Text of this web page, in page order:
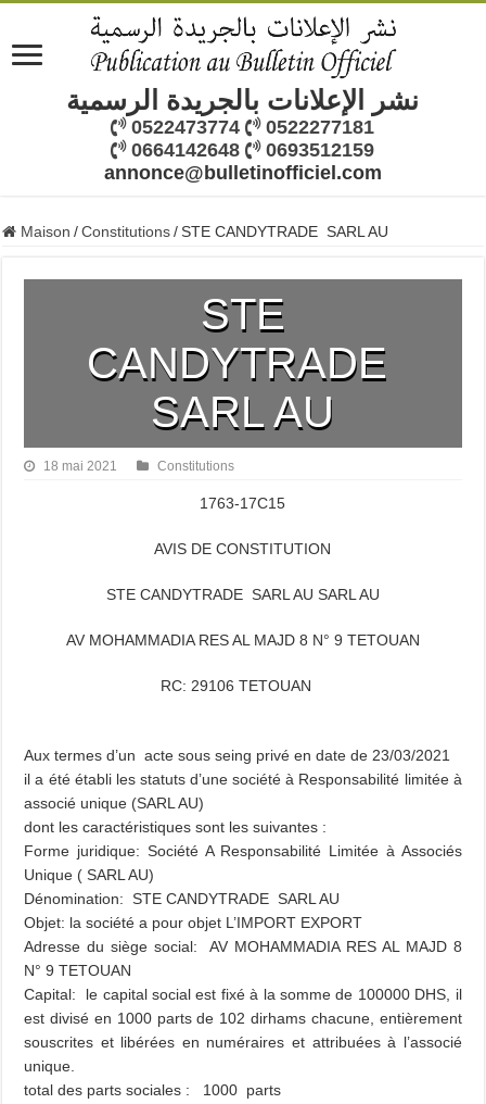
نشر الإعلانات بالجريدة الرسمية
0522473774
0522277181
0664142648
0693512159
annonce@bulletinofficiel.com
Maison / Constitutions / STE CANDYTRADE SARL AU
STE
CANDYTRADE
SARL AU
18 mai 2021 Constitutions
1763-17C15
AVIS DE CONSTITUTION
STE CANDYTRADE SARL AU SARL AU
AV MOHAMMADIA RES AL MAJD 8 N° 9 TETOUAN
RC: 29106 TETOUAN
Aux termes d’un acte sous seing privé en date de 23/03/2021
il a été établi les statuts d’une société à Responsabilité limitée à
associé unique (SARL AU)
dont les caractéristiques sont les suivantes :
Forme juridique: Société A Responsabilité Limitée à Associés
Unique ( SARL AU)
Dénomination: STE CANDYTRADE SARL AU
Objet: la société a pour objet L’IMPORT EXPORT
Adresse du siège social: AV MOHAMMADIA RES AL MAJD 8
N° 9 TETOUAN
Capital: le capital social est fixé à la somme de 100000 DHS, il
est divisé en 1000 parts de 102 dirhams chacune, entièrement
souscrites et libérées en numéraires et attribuées à l’associé
unique.
total des parts sociales : 1000 parts